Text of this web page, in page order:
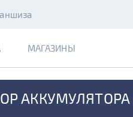
МАГАЗИНЫ
АККУМУЛЯТОРА